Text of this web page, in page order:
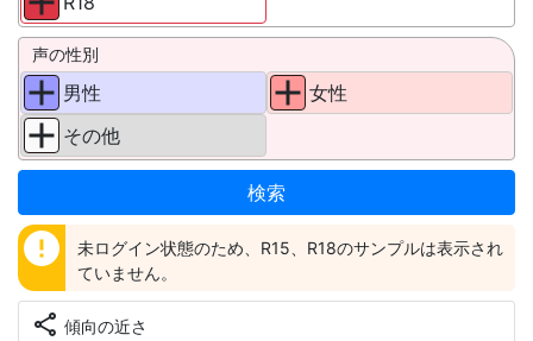
声の性別
男性
その他
女性
error
未ログイン状態のため、R15、R18のサンプルは表示され
ていません。
share 傾向の近さ